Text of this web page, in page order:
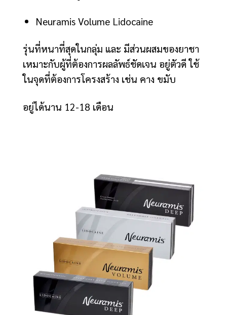
Neuramis Volume Lidocaine
รุ่นที่หนาที่สุดในกลุ่ม และ มีส่วนผสมของยาชา
เหมาะกับผู้ที่ต้องการผลลัพธ์ชัดเจน อยู่ตัวดี ใช้
ในจุดที่ต้องการโครงสร้าง เช่น คาง ขมับ
อยู่ได้นาน 12-18 เดือน